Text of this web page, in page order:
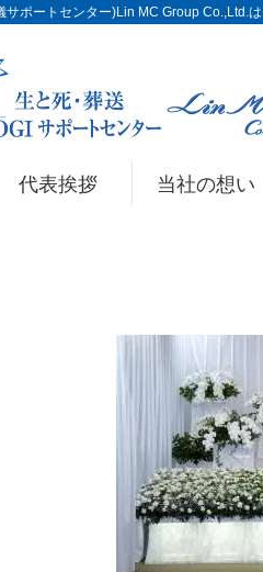
サポートセンター)Lin MC Group Co.,Ltd.
代表挨拶 当社の想い